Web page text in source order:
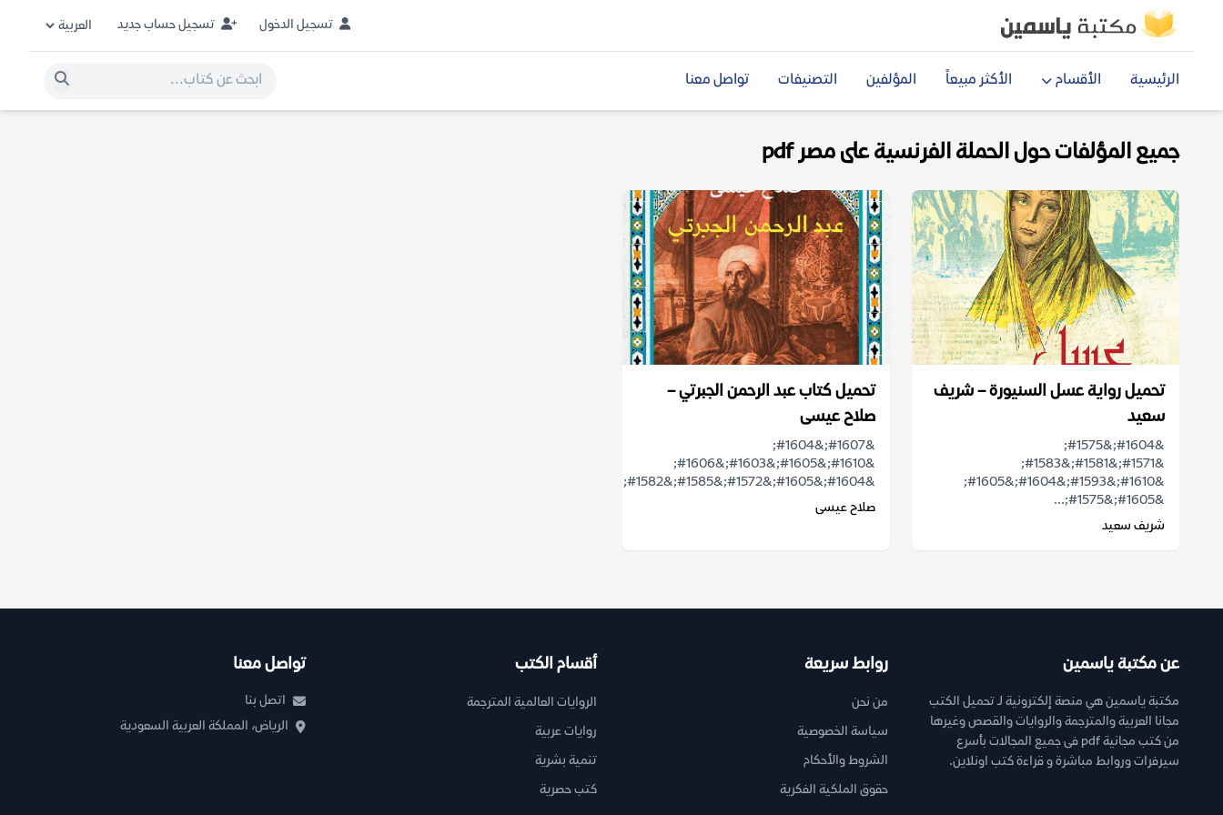
تسجيل الدخول تسجيل حساب جديد
الرئيسية الأقسام الأكثر مبيعاً المؤلفين التصنيفات تواصل معنا
جميع المؤلفات حول الحملة الفرنسية على مصر pdf
تحميل رواية ‫عسل السنيورة – شريف
سعيد
&#1604;&#1575;
&#1571;&#1581;&#1583;
&#1610;&#1593;&#1604;&#1605;
&#1605;&#1575;...
شريف سعيد
تحميل كتاب عبد الرحمن الجبرتي –
صلاح عيسى
&#1607;&#1604;
&#1610;&#1605;&#1603;&#1606;
&#1604;&#1605;&#1572;&#1585;&#1582;...
صلاح عيسى
عن مكتبة ياسمين
مكتبة ياسمين هي منصة إلكترونية لـ تحميل الكتب
مجانا العربية والمترجمة والروايات والقصص وغيرها
من كتب مجانية pdf فى جميع المجالات بأسرع
سيرفرات وروابط مباشرة و قراءة كتب اونلاين.
روابط سريعة
من نحن
سياسة الخصوصية
الشروط والأحكام
حقوق الملكية الفكرية
أقسام الكتب
الروايات العالمية المترجمة
روايات عربية
تنمية بشرية
كتب حصرية
تواصل معنا
اتصل بنا
الرياض، المملكة العربية السعودية